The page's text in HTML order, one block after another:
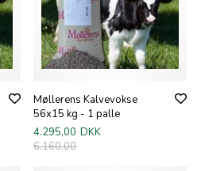
Møllerens Kalvevokse
56x15 kg - 1 palle
4.295,00 DKK
6.160,00